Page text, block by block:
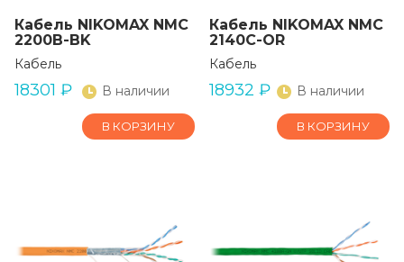
Кабель NIKOMAX NMC
2200B-BK
Кабель
18301 ₽ В наличии
В КОРЗИНУ
Кабель NIKOMAX NMC
2140C-OR
Кабель
18932 ₽ В наличии
В КОРЗИНУ